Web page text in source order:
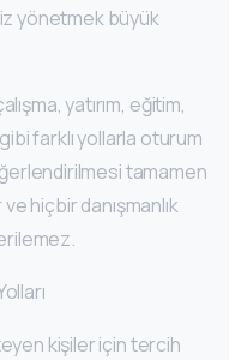
yönetmek büyük
yatırım, eğitim,
farklı yollarla oturum
tamamen
hiçbir danışmanlık
kişiler için tercih